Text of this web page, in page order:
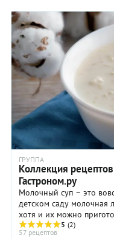
ГРУППА
Коллекция
Гастроном.ру
Молочный суп – это
детском саду молочная
хотя и их можно
обогащают многие супы,
5 (2)
57 рецептов